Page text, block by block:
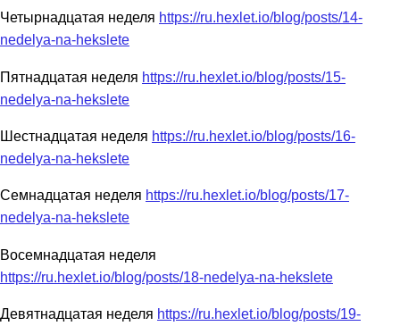
Четырнадцатая неделя https://ru.hexlet.io/blog/posts/14-
nedelya-na-hekslete
Пятнадцатая неделя https://ru.hexlet.io/blog/posts/15-
nedelya-na-hekslete
Шестнадцатая неделя https://ru.hexlet.io/blog/posts/16-
nedelya-na-hekslete
Семнадцатая неделя https://ru.hexlet.io/blog/posts/17-
nedelya-na-hekslete
Восемнадцатая неделя
https://ru.hexlet.io/blog/posts/18-nedelya-na-hekslete
Девятнадцатая неделя https://ru.hexlet.io/blog/posts/19-